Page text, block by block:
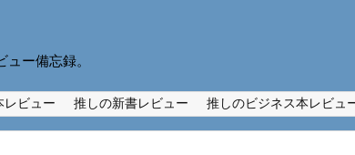
ー備忘録。
レビュー 推しの新書レビュー 推しのビジネス本レビュ